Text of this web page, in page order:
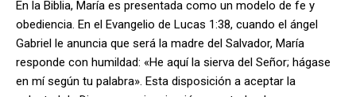
En la Biblia, María es presentada como un modelo de fe y
obediencia. En el Evangelio de Lucas 1:38, cuando el ángel
Gabriel le anuncia que será la madre del Salvador, María
responde con humildad: «He aquí la sierva del Señor; hágase
en mí según tu palabra». Esta disposición a aceptar la